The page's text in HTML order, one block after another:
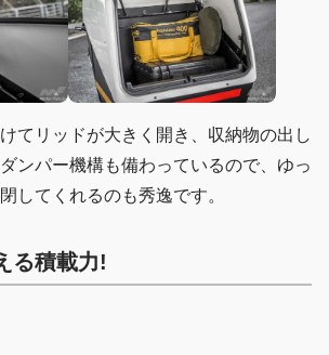
てリッドが大きく開き、収納物の出し
ンパー機構も備わっているので、ゆっ
してくれるのも秀逸です。
る積載力!